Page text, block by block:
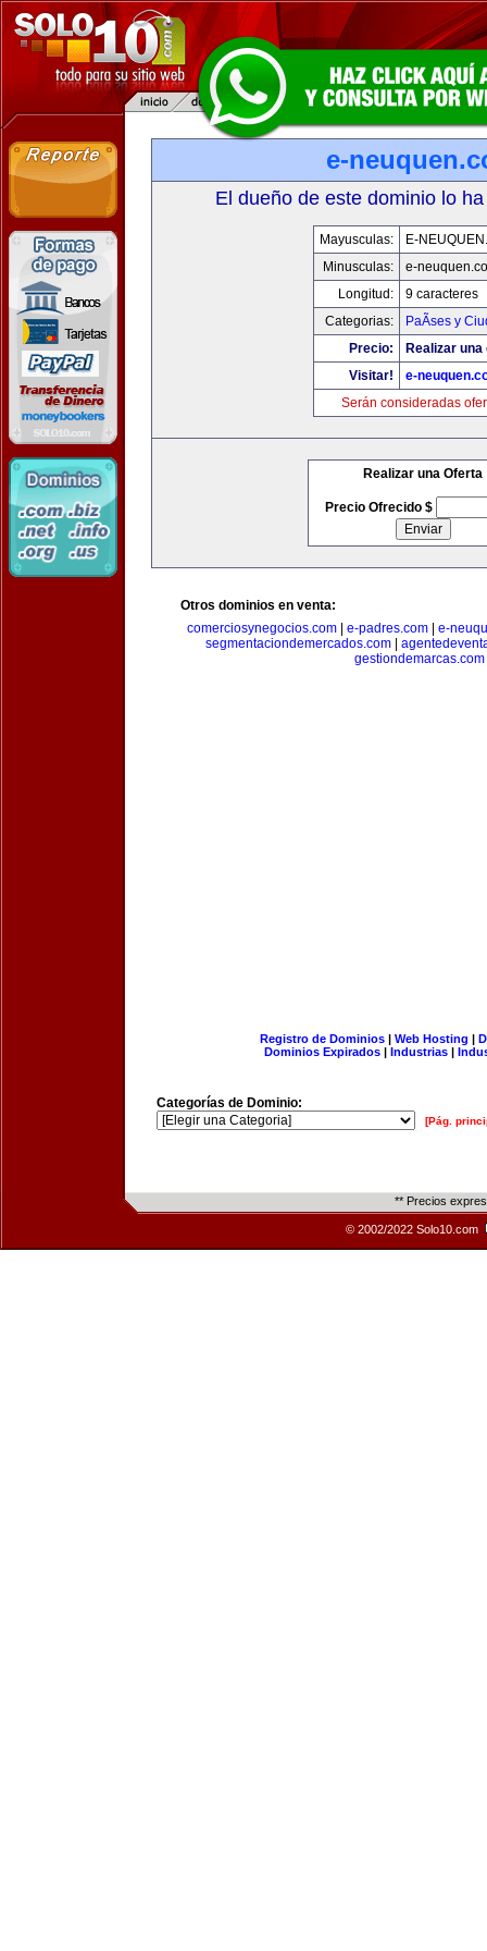
e-
El dueño de este dominio lo
Mayusculas:
E-
Minusculas:
e-
Longitud:
9 caracteres
Categorias:
PaÃ­ses y
Precio:
Realizar
Visitar!
e-
Serán consideradas
Realizar una Oferta
Precio Ofrecido $
Otros dominios en venta:
comerciosynegocios.com| e-padres.com| e-
segmentaciondemercados.com
gestiondemarcas.com
Registro de Dominios| Web Hosting |
Dominios Expirados | Industrias |
Categorías de Dominio:
[Pág.
** Precios
© 2002/2022 Solo10.com